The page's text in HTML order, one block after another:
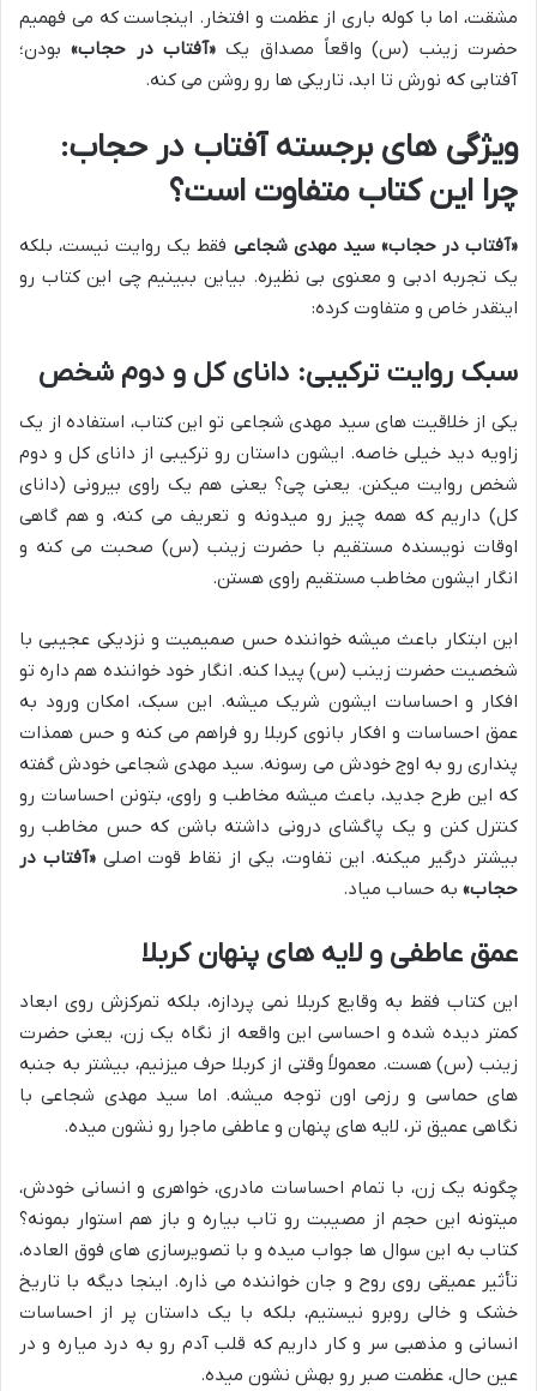
مشقت، اما با کوله باری از عظمت و افتخار. اینجاست که می فهمیم
حضرت زینب (س) واقعاً مصداق یک «آفتاب در حجاب»بودن؛
آفتابی که نورش تا ابد، تاریکی ها رو روشن می کنه.
ویژگی های برجسته آفتاب در حجاب:
چرا این کتاب متفاوت است؟
«آفتاب در حجاب» سید مهدی شجاعی فقط یک روایت نیست، بلکه
یک تجربه ادبی و معنوی بی نظیره. بیاین ببینیم چی این کتاب رو
اینقدر خاص و متفاوت کرده:
سبک روایت ترکیبی: دانای کل و دوم شخص
یکی از خلاقیت های سید مهدی شجاعی تو این کتاب، استفاده از یک
زاویه دید خیلی خاصه. ایشون داستان رو ترکیبی از دانای کل و دوم
شخص روایت میکنن. یعنی چی؟ یعنی هم یک راوی بیرونی (دانای
کل) داریم که همه چیز رو میدونه و تعریف می کنه، و هم گاهی
اوقات نویسنده مستقیم با حضرت زینب (س) صحبت می کنه و
انگار ایشون مخاطب مستقیم راوی هستن.
این ابتکار باعث میشه خواننده حس صمیمیت و نزدیکی عجیبی با
شخصیت حضرت زینب (س) پیدا کنه. انگار خود خواننده هم داره تو
افکار و احساسات ایشون شریک میشه. این سبک، امکان ورود به
عمق احساسات و افکار بانوی کربلا رو فراهم می کنه و حس همذات
پنداری رو به اوج خودش می رسونه. سید مهدی شجاعی خودش گفته
که این طرح جدید، باعث میشه مخاطب و راوی، بتونن احساسات رو
کنترل کنن و یک پاگشای درونی داشته باشن که حس مخاطب رو
بیشتر درگیر میکنه. این تفاوت، یکی از نقاط قوت اصلی«آفتاب در
حجاب» به حساب میاد.
عمق عاطفی و لایه های پنهان کربلا
این کتاب فقط به وقایع کربلا نمی پردازه، بلکه تمرکزش روی ابعاد
کمتر دیده شده و احساسی این واقعه از نگاه یک زن، یعنی حضرت
زینب (س) هست. معمولاً وقتی از کربلا حرف میزنیم، بیشتر به جنبه
های حماسی و رزمی اون توجه میشه. اما سید مهدی شجاعی با
نگاهی عمیق تر، لایه های پنهان و عاطفی ماجرا رو نشون میده.
چگونه یک زن، با تمام احساسات مادری، خواهری و انسانی خودش،
میتونه این حجم از مصیبت رو تاب بیاره و باز هم استوار بمونه؟
کتاب به این سوال ها جواب میده و با تصویرسازی های فوق العاده،
تأثیر عمیقی روی روح و جان خواننده می ذاره. اینجا دیگه با تاریخ
خشک و خالی روبرو نیستیم، بلکه با یک داستان پر از احساسات
انسانی و مذهبی سر و کار داریم که قلب آدم رو به درد میاره و در
عین حال، عظمت صبر رو بهش نشون میده.